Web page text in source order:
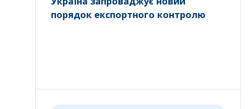
порядок експортного контролю